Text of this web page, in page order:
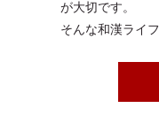
が大切です。
そんな和漢ライ